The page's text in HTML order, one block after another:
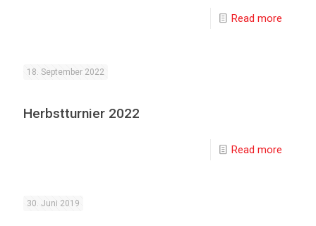
Read more
18. September 2022
Herbstturnier 2022
Read more
30. Juni 2019